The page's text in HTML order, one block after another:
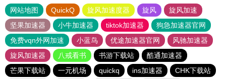
网站地图 QuickQ 旋风加速度器 旋风
旋风加速
坚果加速器
小牛加速器 tiktok加速器
狗急加速器官网
免费vqn外网加速
小蓝鸟 优途加速器官网
风驰加速器
旋风加速器
八戒看书 书游下载站
酷通加速器
芒果下载站
一元机场 quickq ins加速器
CHK下载站